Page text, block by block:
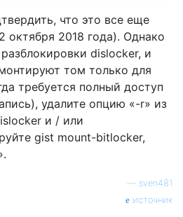
что это все еще
октября 2018 года). Однако
dislocker, и
том только для
требуется полный доступ
удалите опцию «-r» из
и / или
gist mount-bitlocker,
sven481
источник